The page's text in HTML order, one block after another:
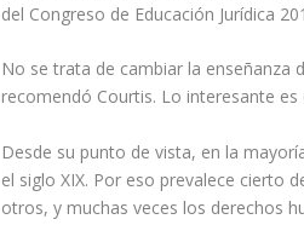
del Congreso de Educación Jurídica
No se trata de cambiar la
recomendó Courtis. Lo interesante
Desde su punto de vista, en la
el siglo XIX. Por eso prevalece cierto
otros, y muchas veces los derechos